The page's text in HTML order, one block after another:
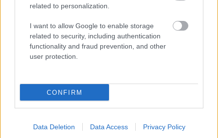
related to personalization.
I want to allow Google to enable storage
related to security, including authentication
functionality and fraud prevention, and other
user protection.
CONFIRM
Data Deletion Data Access Privacy Policy
HÍRLEVÉL